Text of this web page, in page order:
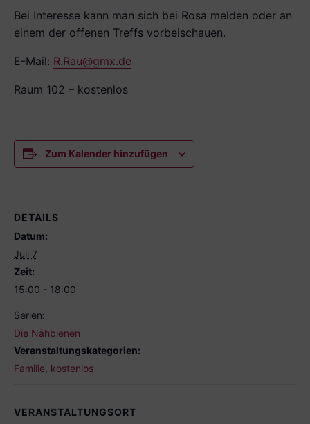
Bei Interesse kann man sich bei Rosa melden oder an
einem der offenen Treffs vorbeischauen.
E-Mail: R.Rau@gmx.de
Raum 102 – kostenlos
Zum Kalender hinzufügen
DETAILS
Datum:
Juli 7
Zeit:
15:00 - 18:00
Serien:
Die Nähbienen
Veranstaltungskategorien:
Familie kostenlos
VERANSTALTUNGSORT